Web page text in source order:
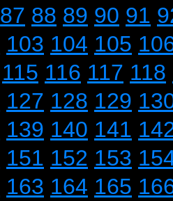
87 88 89 90 91
103 104 105
115 116 117 118
127 128 129
139 140 141
151 152 153
163 164 165